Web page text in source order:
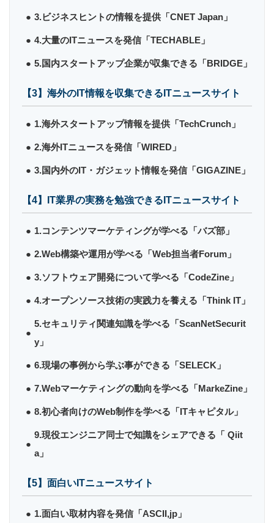
3.ビジネスヒントの情報を提供「CNET Japan」
4.大量のITニュースを発信「TECHABLE」
5.国内スタートアップ企業が収集できる「BRIDGE」
【3】海外のIT情報を収集できるITニュースサイト
1.海外スタートアップ情報を提供「TechCrunch」
2.海外ITニュースを発信「WIRED」
3.国内外のIT・ガジェット情報を発信「GIGAZINE」
【4】IT業界の実務を勉強できるITニュースサイト
1.コンテンツマーケティングが学べる「バズ部」
2.Web構築や運用が学べる「Web担当者Forum」
3.ソフトウェア開発について学べる「CodeZine」
4.オープンソース技術の実践力を養える「Think IT」
5.セキュリティ関連知識を学べる「ScanNetSecurit
y」
6.現場の事例から学ぶ事ができる「SELECK」
7.Webマーケティングの動向を学べる「MarkeZine」
8.初心者向けのWeb制作を学べる「ITキャピタル」
9.現役エンジニア同士で知識をシェアできる「 Qiit
a」
【5】面白いITニュースサイト
1.面白い取材内容を発信「ASCII,jp」